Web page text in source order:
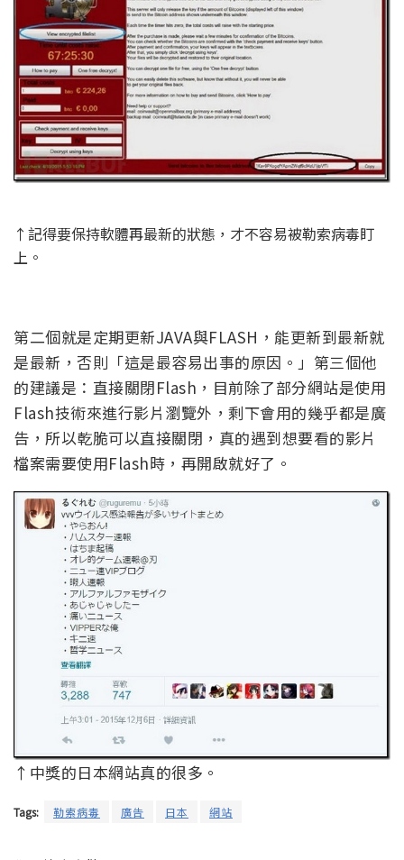
↑記得要保持軟體再最新的狀態，才不容易被勒索病毒盯
上。
第二個就是定期更新JAVA與FLASH，能更新到最新就
是最新，否則「這是最容易出事的原因。」第三個他
的建議是：直接關閉Flash，目前除了部分網站是使用
Flash技術來進行影片瀏覽外，剩下會用的幾乎都是廣
告，所以乾脆可以直接關閉，真的遇到想要看的影片
檔案需要使用Flash時，再開啟就好了。
↑中獎的日本網站真的很多。
Tags: 勒索病毒 廣告 日本 網站